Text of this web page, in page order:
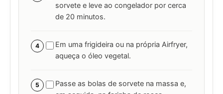
sorvete e leve ao congelador por cerca
de 20 minutos.
4
Em uma frigideira ou na própria Airfryer,
aqueça o óleo vegetal.
5
Passe as bolas de sorvete na massa e,